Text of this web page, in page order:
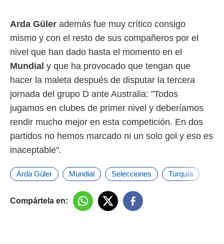
Arda Güler además fue muy crítico consigo
mismo y con el resto de sus compañeros por el
nivel que han dado hasta el momento en el
Mundial y que ha provocado que tengan que
hacer la maleta después de disputar la tercera
jornada del grupo D ante Australia: "Todos
jugamos en clubes de primer nivel y deberíamos
rendir mucho mejor en esta competición. En dos
partidos no hemos marcado ni un solo gol y eso es
inaceptable".
Arda Güler Mundial Selecciones Turquía
Compártela en: